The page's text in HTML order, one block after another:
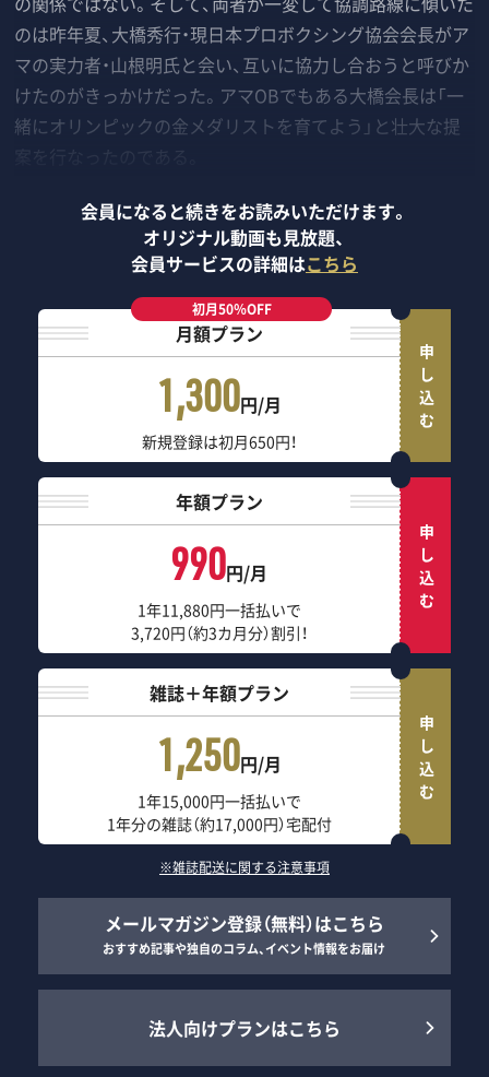
のは昨年夏、大橋秀行・現日本プロボクシング協会会長がア
マの実力者・山根明氏と会い、互いに協力し合おうと呼びか
けたのがきっかけだった。アマOBでもある大橋会長は「一
緒にオリンピックの金メダリストを育てよう」と壮大な提
会員になると続きをお読みいただけます。
オリジナル動画も見放題、
会員サービスの詳細はこちら
初月50％OFF
月額プラン
1,300円/月
新規登録は初月650円！
申し込む
年額プラン
990円/月
1年11,880円一括払いで
3,720円（約3カ月分）割引！
申し込む
雑誌＋年額プラン
1,250円/月
1年15,000円一括払いで
1年分の雑誌（約17,000円）宅配付
申し込む
※雑誌配送に関する注意事項
メールマガジン登録（無料）はこちら
おすすめ記事や独自のコラム、イベント情報をお届け
法人向けプランはこちら